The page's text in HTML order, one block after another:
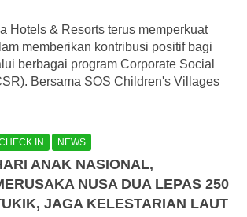
Hotels & Resorts terus memperkuat
memberikan kontribusi positif bagi
berbagai program Corporate Social
Bersama SOS Children's Villages
IN NEWS
ANAK NASIONAL,
NUSA DUA LEPAS 250
JAGA KELESTARIAN LAUT